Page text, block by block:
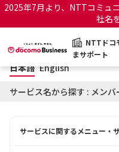
2025年7月より、NTTコミュ
社名
NTTドコ
まサポート
NTTドコモビジネスお
サポートトップ
日本語 English
サービス名から探す : メン
サービスに関するメニュー・